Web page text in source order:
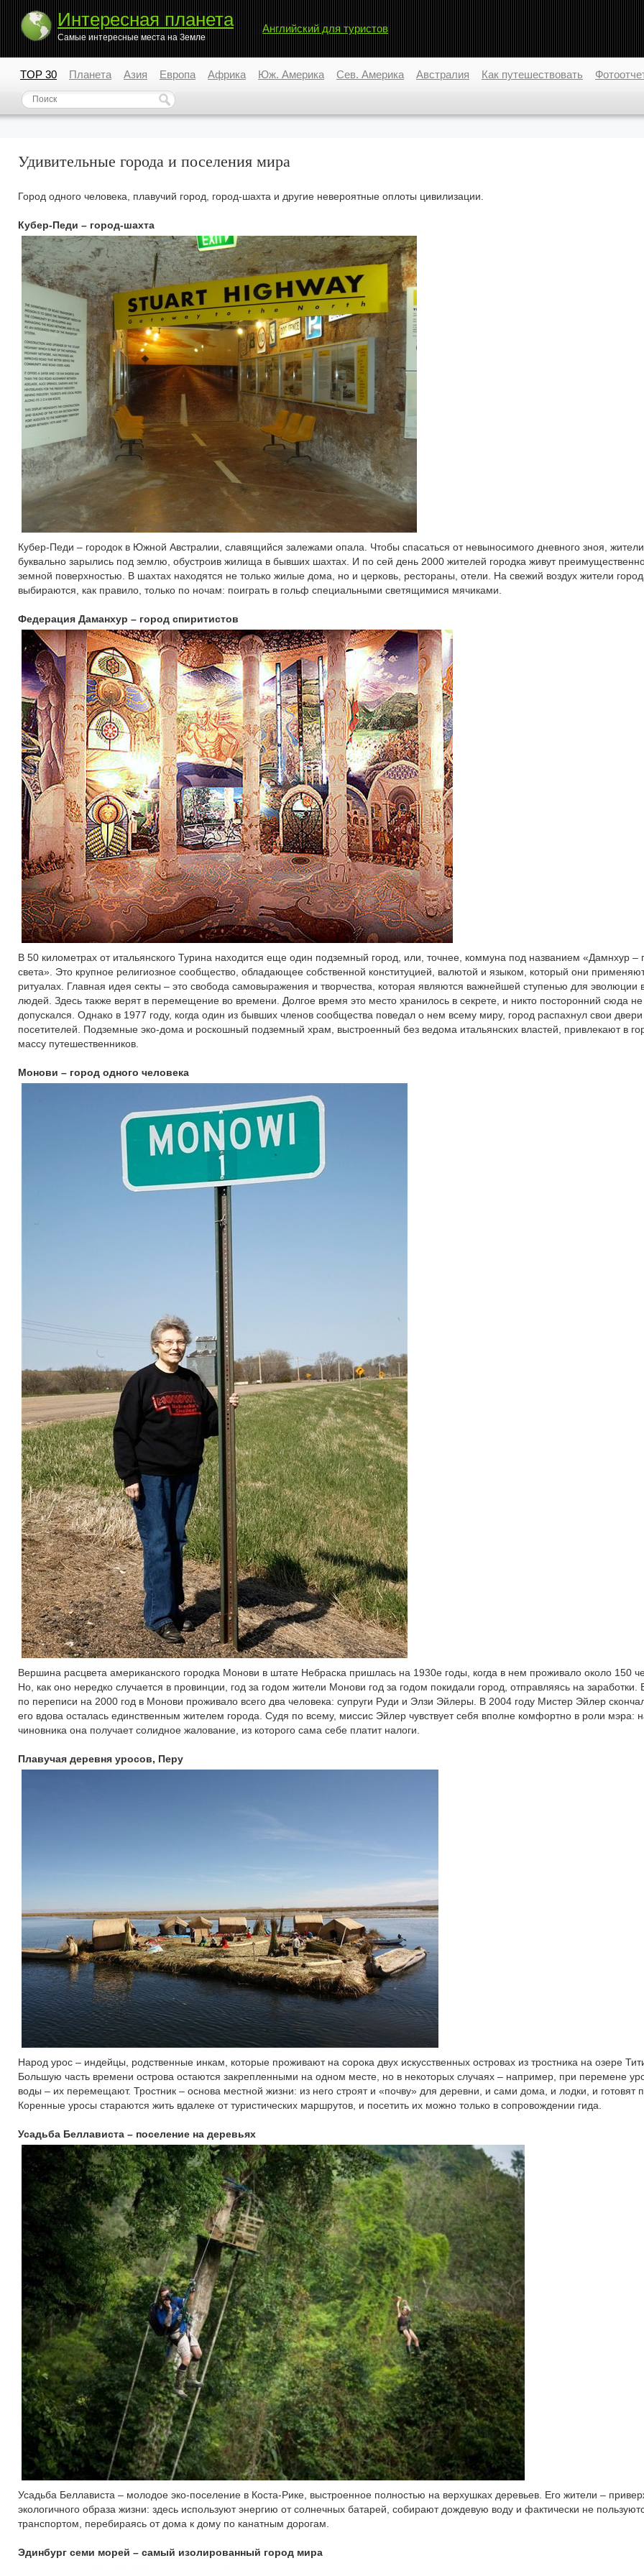
Интересная планета
Самые интересные места на Земле
Английский для туристов
TOP 30 Планета Азия Европа Африка Юж. Америка Сев. Америка Австралия Как путешествовать
Удивительные города и поселения мира
Город одного человека, плавучий город, город-шахта и другие невероятные оплоты цивилизации.
Кубер-Педи – город-шахта
Кубер-Педи – городок в Южной Австралии, славящийся залежами опала. Чтобы спасаться от невыносимого дневного зноя,
буквально зарылись под землю, обустроив жилища в бывших шахтах. И по сей день 2000 жителей городка живут
земной поверхностью. В шахтах находятся не только жилые дома, но и церковь, рестораны, отели. На свежий воздух жители
выбираются, как правило, только по ночам: поиграть в гольф специальными светящимися мячиками.
Федерация Даманхур – город спиритистов
В 50 километрах от итальянского Турина находится еще один подземный город, или, точнее, коммуна под названием «Дамнхур –
света». Это крупное религиозное сообщество, обладающее собственной конституцией, валютой и языком, который они
ритуалах. Главная идея секты – это свобода самовыражения и творчества, которая являются важнейшей ступенью для эволюции
людей. Здесь также верят в перемещение во времени. Долгое время это место хранилось в секрете, и никто посторонний сюда не
допускался. Однако в 1977 году, когда один из бывших членов сообщества поведал о нем всему миру, город распахнул свои
посетителей. Подземные эко-дома и роскошный подземный храм, выстроенный без ведома итальянских властей, привлекают в
массу путешественников.
Монови – город одного человека
Вершина расцвета американского городка Монови в штате Небраска пришлась на 1930е годы, когда в нем проживало около 150
Но, как оно нередко случается в провинции, год за годом жители Монови год за годом покидали город, отправляясь на заработки.
по переписи на 2000 год в Монови проживало всего два человека: супруги Руди и Элзи Эйлеры. В 2004 году Мистер Эйлер
его вдова осталась единственным жителем города. Судя по всему, миссис Эйлер чувствует себя вполне комфортно в роли мэра:
чиновника она получает солидное жалование, из которого сама себе платит налоги.
Плавучая деревня уросов, Перу
Народ урос – индейцы, родственные инкам, которые проживают на сорока двух искусственных островах из тростника на озере
Большую часть времени острова остаются закрепленными на одном месте, но в некоторых случаях – например, при перемене
воды – их перемещают. Тростник – основа местной жизни: из него строят и «почву» для деревни, и сами дома, и лодки, и готовят
Коренные уросы стараются жить вдалеке от туристических маршрутов, и посетить их можно только в сопровождении гида.
Усадьба Беллависта – поселение на деревьях
Усадьба Беллависта – молодое эко-поселение в Коста-Рике, выстроенное полностью на верхушках деревьев. Его жители –
экологичного образа жизни: здесь используют энергию от солнечных батарей, собирают дождевую воду и фактически не
транспортом, перебираясь от дома к дому по канатным дорогам.
Эдинбург семи морей – самый изолированный город мира